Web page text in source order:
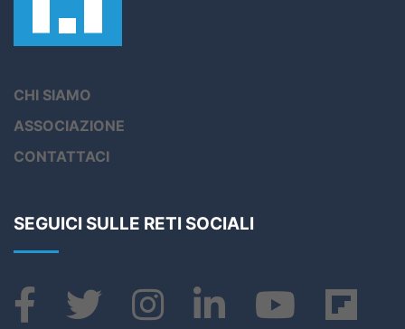
CHI SIAMO
ASSOCIAZIONE
CONTATTACI
SEGUICI SULLE RETI SOCIALI